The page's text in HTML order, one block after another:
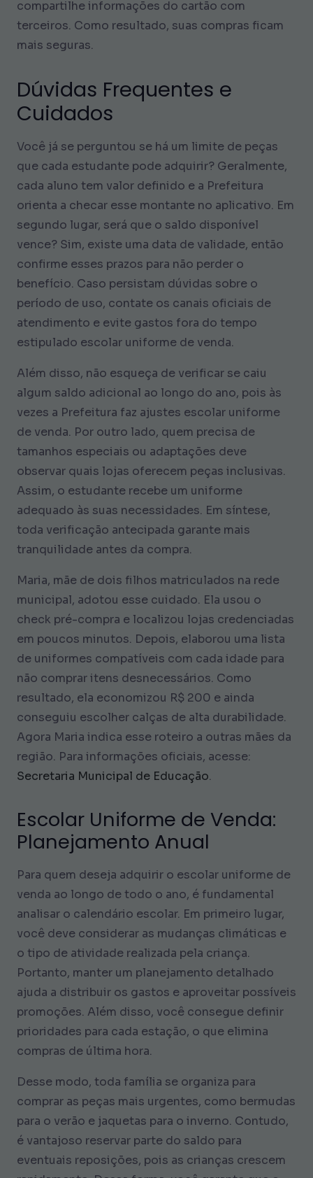
compartilhe informações do cartão com
terceiros. Como resultado, suas compras ficam
mais seguras.
Dúvidas Frequentes e
Cuidados
Você já se perguntou se há um limite de peças
que cada estudante pode adquirir? Geralmente,
cada aluno tem valor definido e a Prefeitura
orienta a checar esse montante no aplicativo. Em
segundo lugar, será que o saldo disponível
vence? Sim, existe uma data de validade, então
confirme esses prazos para não perder o
benefício. Caso persistam dúvidas sobre o
período de uso, contate os canais oficiais de
atendimento e evite gastos fora do tempo
estipulado escolar uniforme de venda.
Além disso, não esqueça de verificar se caiu
algum saldo adicional ao longo do ano, pois às
vezes a Prefeitura faz ajustes escolar uniforme
de venda. Por outro lado, quem precisa de
tamanhos especiais ou adaptações deve
observar quais lojas oferecem peças inclusivas.
Assim, o estudante recebe um uniforme
adequado às suas necessidades. Em síntese,
toda verificação antecipada garante mais
tranquilidade antes da compra.
Maria, mãe de dois filhos matriculados na rede
municipal, adotou esse cuidado. Ela usou o
check pré-compra e localizou lojas credenciadas
em poucos minutos. Depois, elaborou uma lista
de uniformes compatíveis com cada idade para
não comprar itens desnecessários. Como
resultado, ela economizou R$ 200 e ainda
conseguiu escolher calças de alta durabilidade.
Agora Maria indica esse roteiro a outras mães da
região. Para informações oficiais, acesse:
Secretaria Municipal de Educação.
Escolar Uniforme de Venda:
Planejamento Anual
Para quem deseja adquirir o escolar uniforme de
venda ao longo de todo o ano, é fundamental
analisar o calendário escolar. Em primeiro lugar,
você deve considerar as mudanças climáticas e
o tipo de atividade realizada pela criança.
Portanto, manter um planejamento detalhado
ajuda a distribuir os gastos e aproveitar possíveis
promoções. Além disso, você consegue definir
prioridades para cada estação, o que elimina
compras de última hora.
Desse modo, toda família se organiza para
comprar as peças mais urgentes, como bermudas
para o verão e jaquetas para o inverno. Contudo,
é vantajoso reservar parte do saldo para
eventuais reposições, pois as crianças crescem